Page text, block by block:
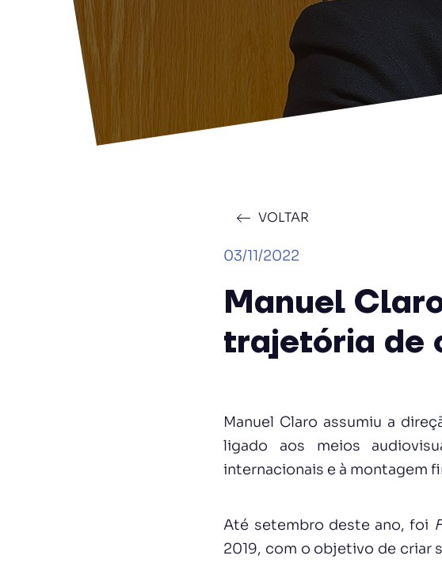
VOLTAR
03/11/2022
Manuel
trajetória de
Manuel Claro assumiu a
ligado aos meios
internacionais e à montagem
Até setembro deste ano, foi
2019, com o objetivo de criar